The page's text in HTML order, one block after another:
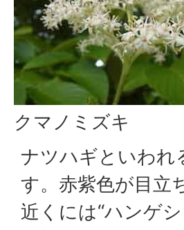
クマノミズキ
ナツハギといわれ
す。赤紫色が目立
近くには“ハンゲ